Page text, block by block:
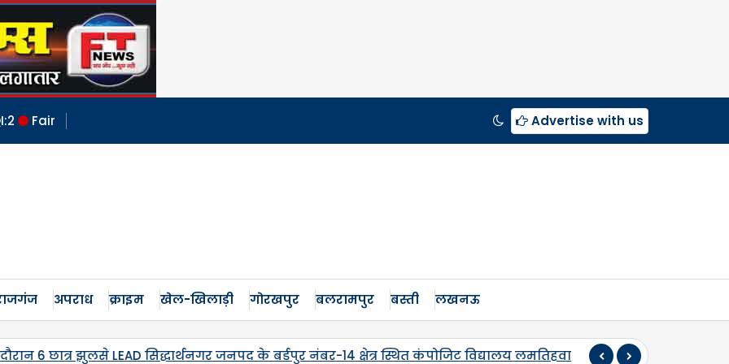
2 Fair Advertise with us
अपराध क्राइम खेल-खिलाड़ी गोरखपुर बलरामपुर बस्ती लखनऊ
नंबर-14 क्षेत्र स्थित कंपोजिट विद्यालय लमतिहवा पांचवीं पुण्यतिथि पर स्व. कौशलेन्द्र प्रताप सिंह को दी श्रद्धांजलि, 500